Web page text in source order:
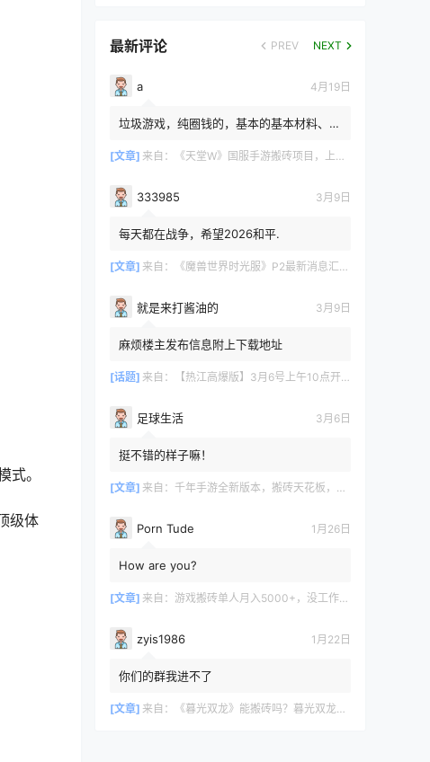
最新评论 PREV NEXT
a 4月19日
垃圾游戏，纯圈钱的，基本的基本材料、白
浪费电费，就跟别说绿...
[文章] 来自： 《天堂W》国服手游搬砖项目，上手简单稳定吃肉，适合长期搬砖！
333985 3月9日
每天都在战争，希望2026和平.
[文章] 来自： 《魔兽世界时光服》P2最新消息汇总，九大硬核干货速报
就是来打酱油的 3月9日
麻烦楼主发布信息附上下载地址
[话题] 来自： 【热江高爆版】3月6号上午10点开服
足球生活 3月6日
挺不错的样子嘛！
[文章] 来自： 千年手游全新版本，搬砖天花板，闭着眼都能赚！
Porn Tude 1月26日
How are you?
[文章] 来自： 游戏搬砖单人月入5000+，没工作在家一个人就能做
zyis1986 1月22日
你们的群我进不了
[文章] 来自： 《暮光双龙》能搬砖吗？暮光双龙搬砖攻略教程